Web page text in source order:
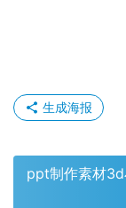
生成海报
ppt制作素材3d